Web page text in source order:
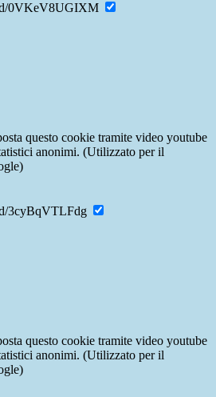
0VKeV8UGIXM
questo cookie tramite video youtube
anonimi. (Utilizzato per il
3cyBqVTLFdg
questo cookie tramite video youtube
anonimi. (Utilizzato per il